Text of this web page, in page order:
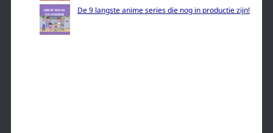
De 9 langste anime series die nog in productie zijn!